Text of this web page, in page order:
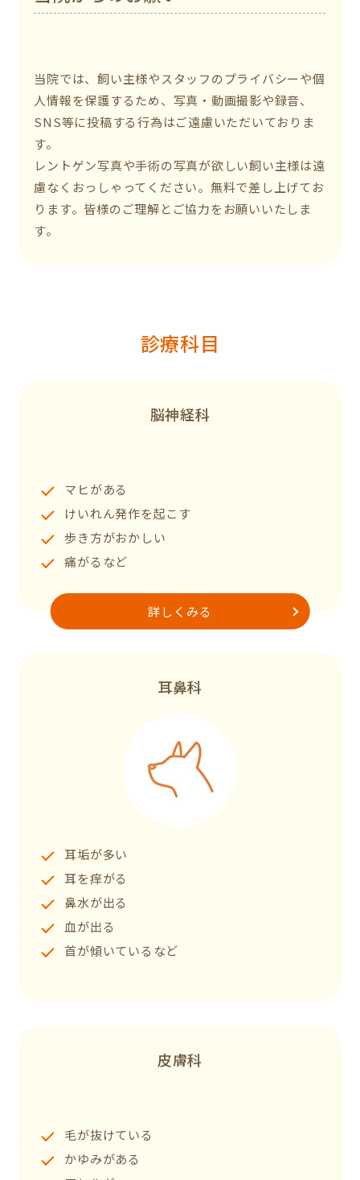
当院では、飼い主様やスタッフのプライバシーや個
人情報を保護するため、写真・動画撮影や録音、
SNS等に投稿する行為はご遠慮いただいておりま
す。
レントゲン写真や手術の写真が欲しい飼い主様は遠
慮なくおっしゃってください。無料で差し上げてお
ります。皆様のご理解とご協力をお願いいたしま
す。
診療科目
脳神経科
マヒがある
けいれん発作を起こす
歩き方がおかしい
痛がるなど
詳しくみる
耳鼻科
耳垢が多い
耳を痒がる
鼻水が出る
血が出る
首が傾いているなど
皮膚科
毛が抜けている
かゆみがある